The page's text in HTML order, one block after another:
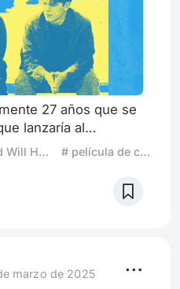
27 años que se
lanzaría al
y a su mejor amigo,
Hunting. La cinta,
la vida de un
en la ciudad de
La e
# Good Will Hunting # película de confort
marzo de 2025